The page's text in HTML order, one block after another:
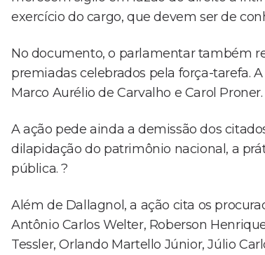
exercício do cargo, que devem ser de
No documento, o parlamentar também
premiadas celebrados pela força-tarefa.
Marco Aurélio de Carvalho e Carol Proner.
A ação pede ainda a demissão dos
dilapidação do patrimônio nacional, a
pública. ?
Além de Dallagnol, a ação cita os
Antônio Carlos Welter, Roberson
Tessler, Orlando Martello Júnior, Júlio